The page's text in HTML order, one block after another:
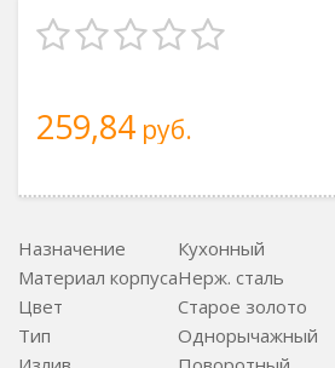
259,84 руб.
Назначение
Кухонный
Материал корпусаНерж. сталь
Цвет
Старое золото
Тип
Однорычажный